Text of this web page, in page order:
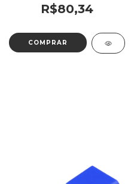
R$80,34